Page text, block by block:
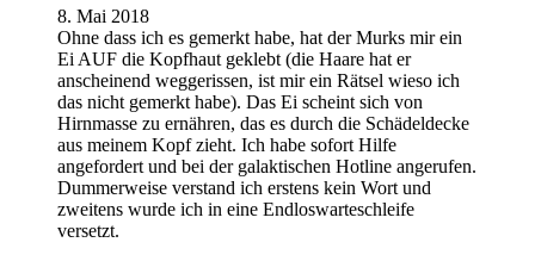
8. Mai 2018
Ohne dass ich es gemerkt habe, hat der Murks mir ein
Ei AUF die Kopfhaut geklebt (die Haare hat er
anscheinend weggerissen, ist mir ein Rätsel wieso ich
das nicht gemerkt habe). Das Ei scheint sich von
Hirnmasse zu ernähren, das es durch die Schädeldecke
aus meinem Kopf zieht. Ich habe sofort Hilfe
angefordert und bei der galaktischen Hotline angerufen.
Dummerweise verstand ich erstens kein Wort und
zweitens wurde ich in eine Endloswarteschleife
versetzt.